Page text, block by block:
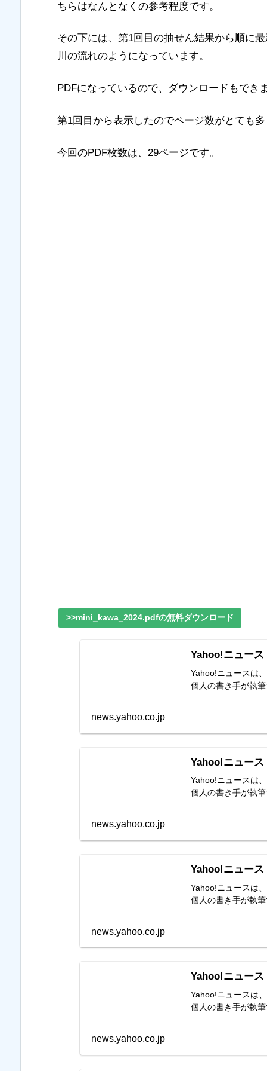
ちらはなんとなくの参考程度です。
その下には、第1回目の抽せん結果から順に
川の流れのようになっています。
PDFになっているので、ダウンロードもでき
第1回目から表示したのでページ数がとても
今回のPDF枚数は、29ページです。
>>mini_kawa_2024.pdfの無料ダウンロード
Yahoo!ニュース
Yahoo!ニュースは
個人の書き手が執
news.yahoo.co.jp
Yahoo!ニュース
Yahoo!ニュースは
個人の書き手が執
news.yahoo.co.jp
Yahoo!ニュース
Yahoo!ニュースは
個人の書き手が執
news.yahoo.co.jp
Yahoo!ニュース
Yahoo!ニュースは
個人の書き手が執
news.yahoo.co.jp